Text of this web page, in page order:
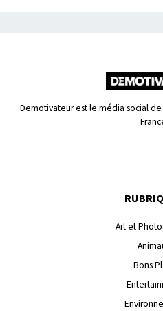
Demotivateur est le média social
Art et
Bons